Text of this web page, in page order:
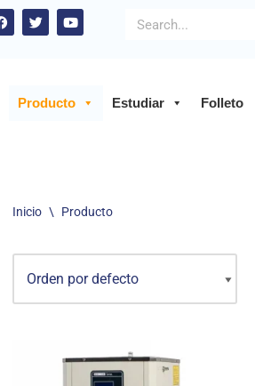
Producto Estudiar Folleto
Inicio \ Producto